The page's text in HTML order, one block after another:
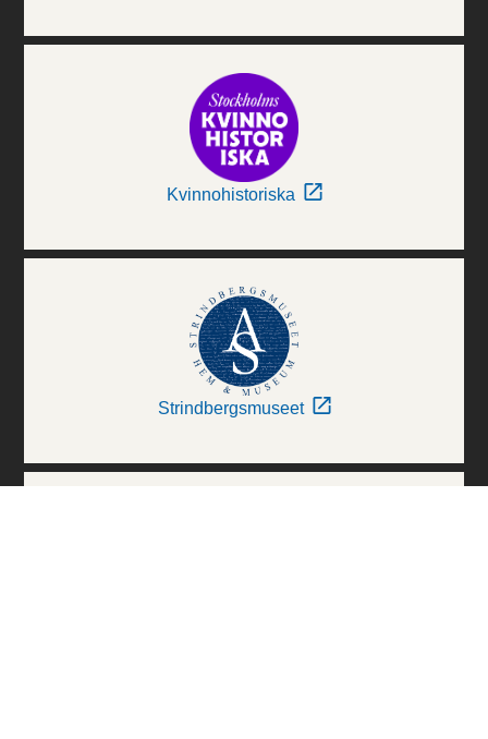
Kvinnohistoriska
Strindbergsmuseet